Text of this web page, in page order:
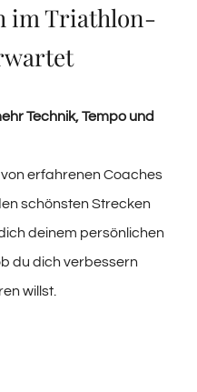
im Triathlon-
Technik, Tempo und
erfahrenen Coaches
schönsten Strecken
deinem persönlichen
du dich verbessern
willst.